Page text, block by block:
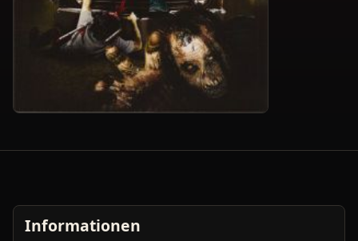
Informationen